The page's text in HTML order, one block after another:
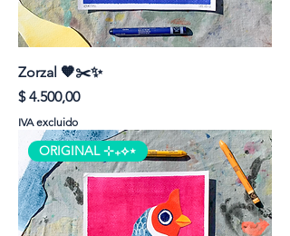
Zorzal 🧡✂️✨
Precio
$ 4.500,00
IVA excluido
ORIGINAL ⊹₊⟡⋆